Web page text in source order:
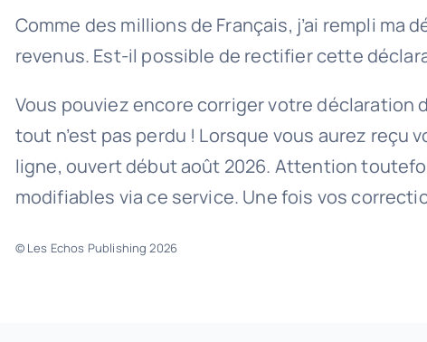
Comme des millions de Français, j’ai rempli
revenus. Est-il possible de rectifier cette
Vous pouviez encore corriger votre déclaration
tout n’est pas perdu ! Lorsque vous aurez
ligne, ouvert début août 2026. Attention
modifiables via ce service. Une fois vos
© Les Echos Publishing 2026